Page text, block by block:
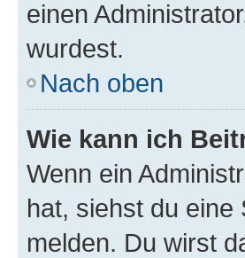
einen
wurdest.
Nach oben
Wie kann ich
Wenn ein
hat, siehst du
melden. Du wirst